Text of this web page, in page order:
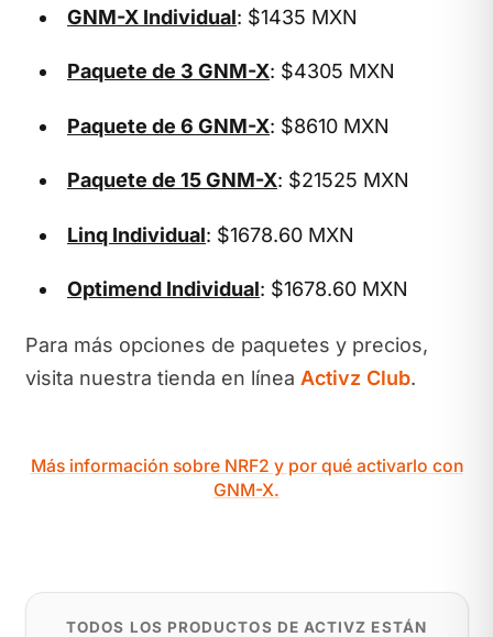
GNM-X Individual: $1435 MXN
Paquete de 3 GNM-X: $4305 MXN
Paquete de 6 GNM-X: $8610 MXN
Paquete de 15 GNM-X: $21525 MXN
Linq Individual: $1678.60 MXN
Optimend Individual: $1678.60 MXN
Para más opciones de paquetes y precios,
visita nuestra tienda en línea Activz Club.
Más información sobre NRF2 y por qué activarlo con
GNM-X.
TODOS LOS PRODUCTOS DE ACTIVZ ESTÁN